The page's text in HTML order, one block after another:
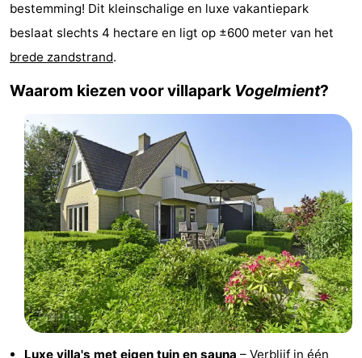
De
-
Mooiste
uitkijkpunten
Overnachten
Appartementen
Bosch
en
Zee
De
Vlijt
Hoeve
Holland
Land
bestemming! Dit kleinschalige en luxe vakantiepark
beslaat slechts 4 hectare en ligt op ±600 meter van het
brede zandstrand.
Waarom kiezen voor villapark Vogelmient?
Luxe villa's met eigen tuin en sauna – Verblijf in één